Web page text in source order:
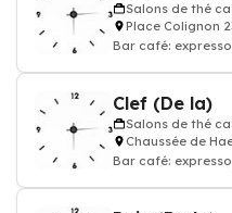
Salons de thé
Place Colignon
Bar café:
Clef (De la)
Salons de thé
Chaussée de
Bar café: